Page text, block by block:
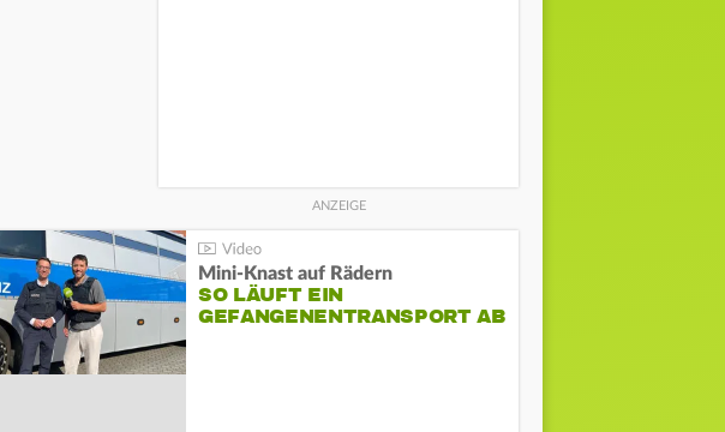
Mini-Knast auf Rädern
SO LÄUFT EIN
GEFANGENENTRANSPORT AB